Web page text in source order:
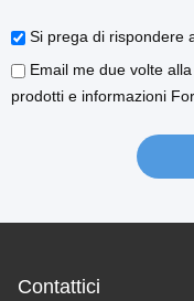
Si prega di rispondere
Email me due volte
prodotti e informazioni
Contattici